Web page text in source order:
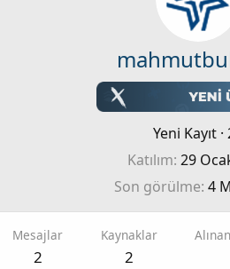
Yeni Kayıt ·
Katılım 29
Son görülme 4
Mesajlar
2
Kaynaklar
2